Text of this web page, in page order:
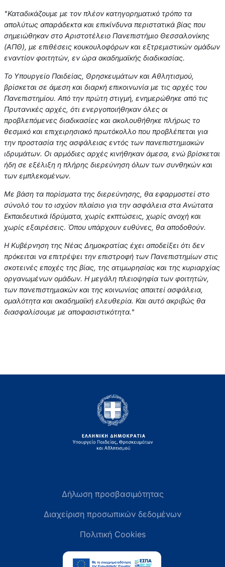
"Καταδικάζουμε με τον πλέον κατηγορηματικό τρόπο τα
απολύτως απαράδεκτα και επικίνδυνα περιστατικά βίας που
σημειώθηκαν στο Αριστοτέλειο Πανεπιστήμιο Θεσσαλονίκης
(ΑΠΘ), με επιθέσεις κουκουλοφόρων και εξτρεμιστικών ομάδων
εναντίον φοιτητών, εν ώρα ακαδημαϊκής διαδικασίας.
Το Υπουργείο Παιδείας, Θρησκευμάτων και Αθλητισμού,
βρίσκεται σε άμεση και διαρκή επικοινωνία με τις αρχές του
Πανεπιστημίου. Από την πρώτη στιγμή, ενημερώθηκε από τις
Πρυτανικές αρχές, ότι ενεργοποιήθηκαν όλες οι
προβλεπόμενες διαδικασίες και ακολουθήθηκε πλήρως το
θεσμικό και επιχειρησιακό πρωτόκολλο που προβλέπεται για
την προστασία της ασφάλειας εντός των πανεπιστημιακών
ιδρυμάτων. Οι αρμόδιες αρχές κινήθηκαν άμεσα, ενώ βρίσκεται
ήδη σε εξέλιξη η πλήρης διερεύνηση όλων των συνθηκών και
των εμπλεκομένων.
Με βάση τα πορίσματα της διερεύνησης, θα εφαρμοστεί στο
σύνολό του το ισχύον πλαίσιο για την ασφάλεια στα Ανώτατα
Εκπαιδευτικά Ιδρύματα, χωρίς εκπτώσεις, χωρίς ανοχή και
χωρίς εξαιρέσεις. Όπου υπάρχουν ευθύνες, θα αποδοθούν.
Η Κυβέρνηση της Νέας Δημοκρατίας έχει αποδείξει ότι δεν
πρόκειται να επιτρέψει την επιστροφή των Πανεπιστημίων στις
σκοτεινές εποχές της βίας, της ατιμωρησίας και της κυριαρχίας
οργανωμένων ομάδων. Η μεγάλη πλειοψηφία των φοιτητών,
των πανεπιστημιακών και της κοινωνίας απαιτεί ασφάλεια,
ομαλότητα και ακαδημαϊκή ελευθερία. Και αυτό ακριβώς θα
διασφαλίσουμε με αποφασιστικότητα."
Δήλωση προσβασιμότητας
Διαχείριση προσωπικών δεδομένων
Πολιτική Cookies